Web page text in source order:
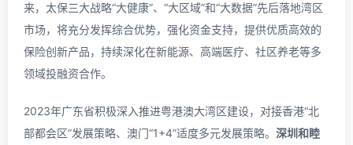
来，太保三大战略“大健康”、“大区域”和“大数据”先后落地湾区
市场，将充分发挥综合优势，强化资金支持，提供优质高效的
保险创新产品，持续深化在新能源、高端医疗、社区养老等多
领域投融资合作。
2023年广东省积极深入推进粤港澳大湾区建设，对接香港“北
部都会区”发展策略、澳门“1+4”适度多元发展策略。 深圳和睦